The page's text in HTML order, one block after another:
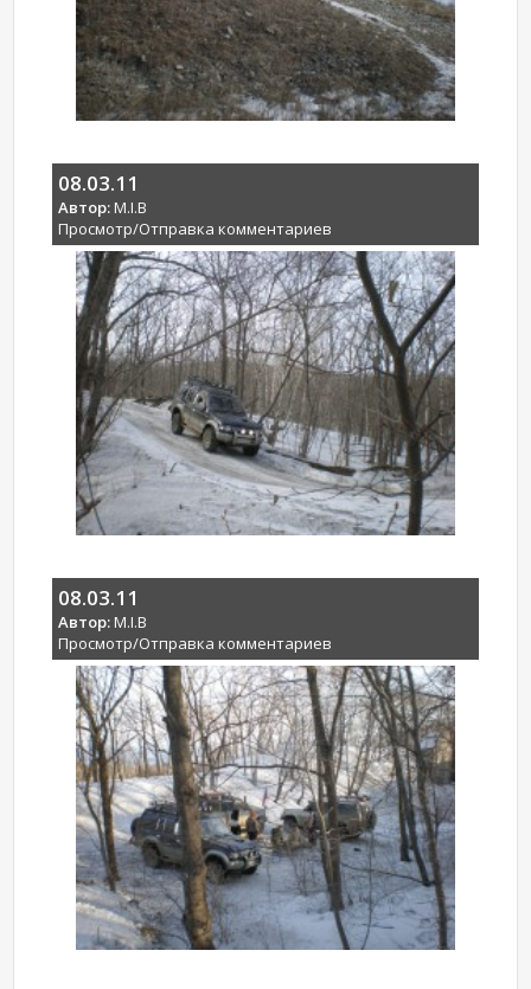
08.03.11
Автор:M.I.B
Просмотр/Отправка комментариев
08.03.11
Автор:M.I.B
Просмотр/Отправка комментариев